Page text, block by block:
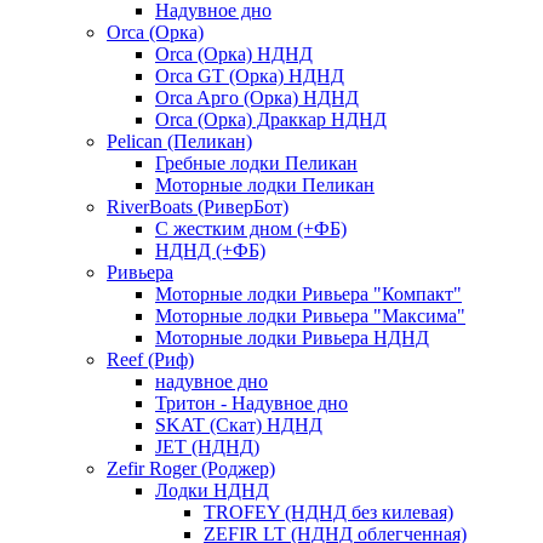
Надувное дно
Orca (Орка)
Orca (Орка) НДНД
Orca GT (Орка) НДНД
Orca Aрго (Орка) НДНД
Orca (Орка) Драккар НДНД
Pelican (Пеликан)
Гребные лодки Пеликан
Моторные лодки Пеликан
RiverBoats (РиверБот)
С жестким дном (+ФБ)
НДНД (+ФБ)
Ривьера
Моторные лодки Ривьера "Компакт"
Моторные лодки Ривьера "Максима"
Моторные лодки Ривьера НДНД
Reef (Риф)
надувное дно
Тритон - Надувное дно
SKAT (Скат) НДНД
JET (НДНД)
Zefir Roger (Роджер)
Лодки НДНД
TROFEY (НДНД без килевая)
ZEFIR LT (НДНД облегченная)